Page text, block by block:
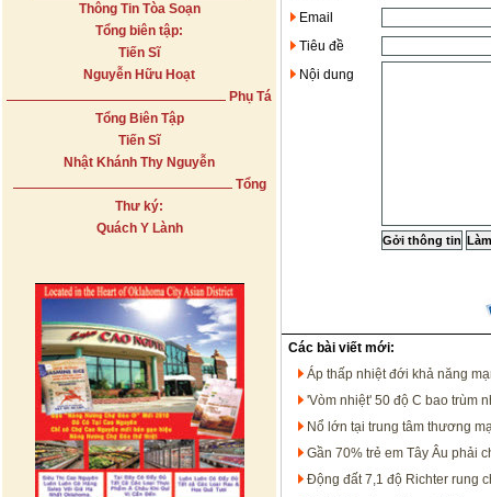
Thông Tin Tòa Soạn
Tổng biên tập:
Tiến Sĩ
Nguyễn Hữu Hoạt
Phụ Tá
Tổng Biên Tập
Tiến Sĩ
Nhật Khánh Thy Nguyễn
Tổng
Thư ký:
Quách Y Lành
Email
Tiêu đề
Nội dung
Các bài viết mới:
Áp thấp nhiệt đới khả năng
'Vòm nhiệt' 50 độ C bao trùm
Nổ lớn tại trung tâm thương
Gần 70% trẻ em Tây Âu phải
Động đất 7,1 độ Richter rung